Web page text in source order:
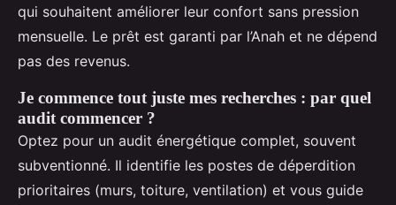
qui souhaitent améliorer leur confort sans pression
mensuelle. Le prêt est garanti par l’Anah et ne dépend
pas des revenus.
Je commence tout juste mes recherches : par quel
audit commencer ?
Optez pour un audit énergétique complet, souvent
subventionné. Il identifie les postes de déperdition
prioritaires (murs, toiture, ventilation) et vous guide